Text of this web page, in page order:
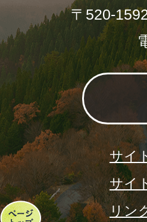
ペ
〒520-
サイ
サイ
リン